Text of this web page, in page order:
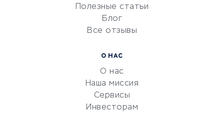
УСЛУГИ ДЛЯ БИЗНЕСА
Полезные статьи
Блог
Все отзывы
О НАС
О нас
Наша миссия
Сервисы
Инвесторам